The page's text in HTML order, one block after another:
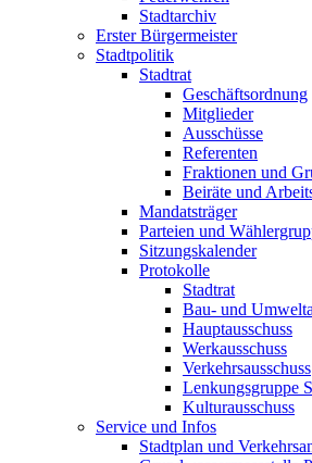
Stadtarchiv
Erster Bürgermeister
Stadtpolitik
Stadtrat
Geschäftsordnung
Mitglieder
Ausschüsse
Referenten
Fraktionen und
Beiräte und
Mandatsträger
Parteien und
Sitzungskalender
Protokolle
Stadtrat
Bau- und
Hauptausschuss
Werkausschuss
Verkehrsausschuss
Lenkungsgruppe
Kulturausschuss
Service und Infos
Stadtplan und